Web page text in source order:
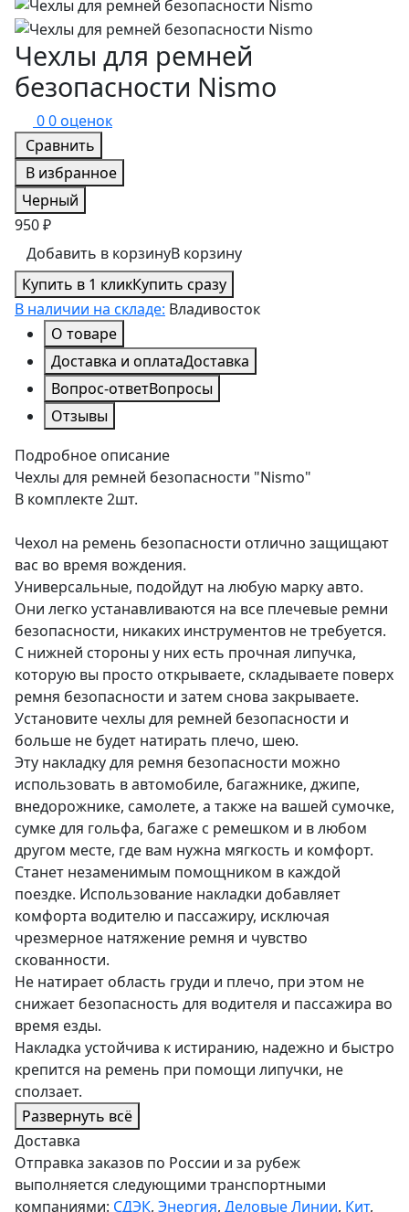
Чехлы для ремней
безопасности Nismo
00 оценок
Сравнить
В избранное
Черный
950 ₽
Добавить в корзинуВ корзину
Купить в 1 кликКупить сразу
В наличии на складе: Владивосток
О товаре
Доставка и оплатаДоставка
Вопрос-ответВопросы
Отзывы
Подробное описание
Чехлы для ремней безопасности "Nismo"
В комплекте 2шт.
Чехол на ремень безопасности отлично защищают
вас во время вождения.
Универсальные, подойдут на любую марку авто.
Они легко устанавливаются на все плечевые ремни
безопасности, никаких инструментов не требуется.
С нижней стороны у них есть прочная липучка,
которую вы просто открываете, складываете поверх
ремня безопасности и затем снова закрываете.
Установите чехлы для ремней безопасности и
больше не будет натирать плечо, шею.
Эту накладку для ремня безопасности можно
использовать в автомобиле, багажнике, джипе,
внедорожнике, самолете, а также на вашей сумочке,
сумке для гольфа, багаже с ремешком и в любом
другом месте, где вам нужна мягкость и комфорт.
Станет незаменимым помощником в каждой
поездке. Использование накладки добавляет
комфорта водителю и пассажиру, исключая
чрезмерное натяжение ремня и чувство
скованности.
Не натирает область груди и плечо, при этом не
снижает безопасность для водителя и пассажира во
время езды.
Накладка устойчива к истиранию, надежно и быстро
крепится на ремень при помощи липучки, не
сползает.
Развернуть всё
Доставка
Отправка заказов по России и за рубеж
выполняется следующими транспортными
компаниями: СДЭК, Энергия, Деловые Линии, Кит,